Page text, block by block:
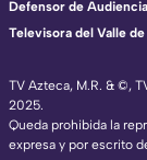
TV Azteca, M.R. & ©,
2025.
Queda prohibida la
expresa y por escrito
Defensor de
Televisora del Valle